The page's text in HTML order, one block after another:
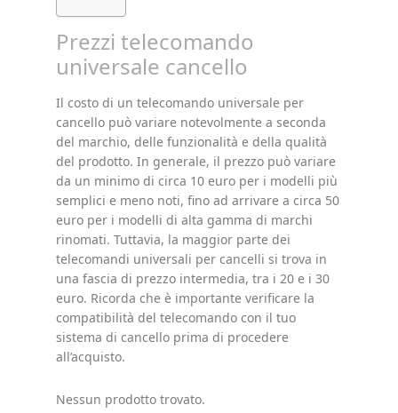
Prezzi telecomando
universale cancello
Il costo di un telecomando universale per
cancello può variare notevolmente a seconda
del marchio, delle funzionalità e della qualità
del prodotto. In generale, il prezzo può variare
da un minimo di circa 10 euro per i modelli più
semplici e meno noti, fino ad arrivare a circa 50
euro per i modelli di alta gamma di marchi
rinomati. Tuttavia, la maggior parte dei
telecomandi universali per cancelli si trova in
una fascia di prezzo intermedia, tra i 20 e i 30
euro. Ricorda che è importante verificare la
compatibilità del telecomando con il tuo
sistema di cancello prima di procedere
all’acquisto.
Nessun prodotto trovato.